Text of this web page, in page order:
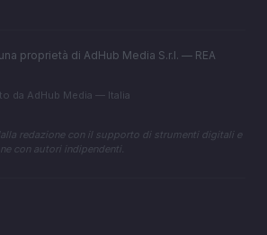
proprietà di AdHub Media S.r.l. — REA
da AdHub Media — Italia
redazione con il supporto di strumenti digitali e
con autori indipendenti.